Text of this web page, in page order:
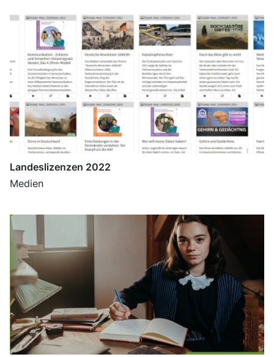
Landeslizenzen 2022
Medien